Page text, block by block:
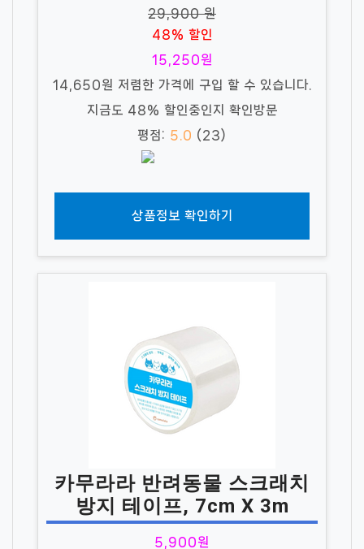
29,900 원
48% 할인
15,250원
14,650원 저렴한 가격에 구입 할 수 있습니다.
지금도 48% 할인중인지 확인방문
평점: 5.0 (23)
상품정보 확인하기
카무라라 반려동물 스크래치
방지 테이프, 7cm X 3m
5,900원